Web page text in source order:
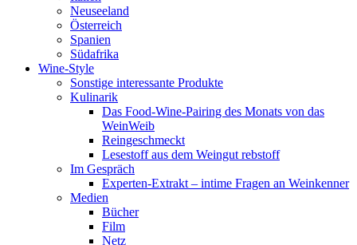
Neuseeland
Österreich
Spanien
Südafrika
Wine-Style
Sonstige interessante Produkte
Kulinarik
Das Food-Wine-Pairing des Monats von das
WeinWeib
Reingeschmeckt
Lesestoff aus dem Weingut rebstoff
Im Gespräch
Experten-Extrakt – intime Fragen an Weinkenner
Medien
Bücher
Film
Netz